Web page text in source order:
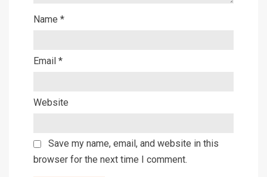
Name *
Email *
Website
Save my name, email, and website in this
browser for the next time I comment.